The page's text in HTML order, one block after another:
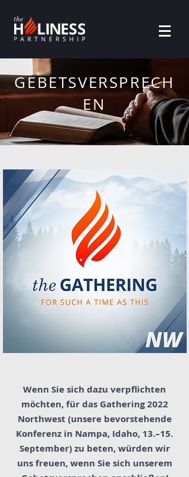
GEBETSVERSPRECH
EN
Wenn Sie sich dazu verpflichten
möchten, für das Gathering 2022
Northwest (unsere bevorstehende
Konferenz in Nampa, Idaho, 13.–15.
September) zu beten, würden wir
uns freuen, wenn Sie sich unserem